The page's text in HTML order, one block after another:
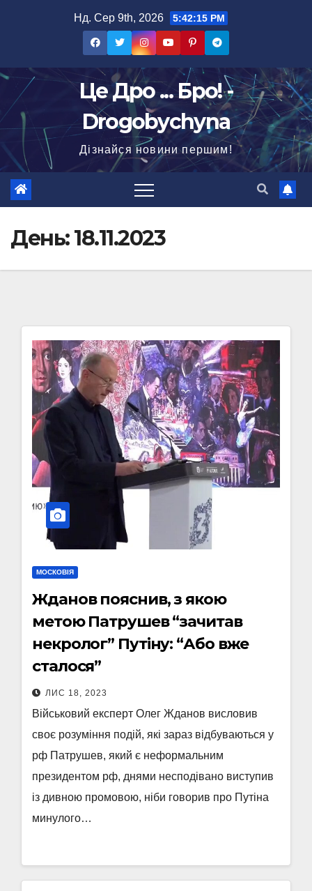
Нд. Сер 9th, 2026 5:42:17 PM
Це Дро ... Бро! -
Drogobychyna
Дізнайся новини першим!
День:18.11.2023
МОСКОВІЯ
Жданов пояснив, з якою
метою Патрушев “зачитав
некролог” Путіну: “Або вже
сталося”
ЛИС 18, 2023
Військовий експерт Олег Жданов висловив
своє розуміння подій, які зараз відбуваються у
рф Патрушев, який є неформальним
президентом рф, днями несподівано виступив
із дивною промовою, ніби говорив про Путіна
минулого…